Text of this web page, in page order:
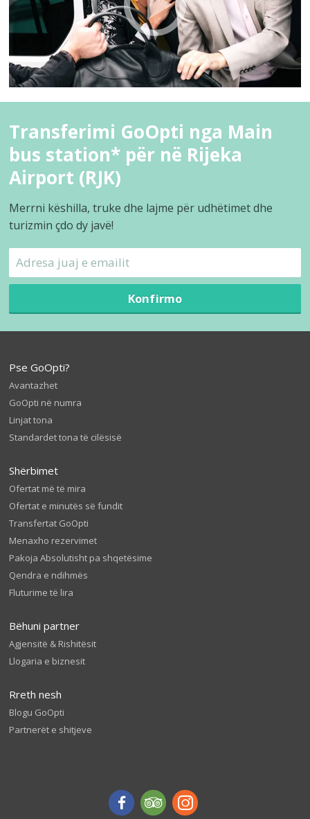
Transferimi GoOpti nga Main
bus station* për në Rijeka
Airport (RJK)
Merrni këshilla, truke dhe lajme për udhëtimet dhe
turizmin çdo dy javë!
Konfirmo
Pse GoOpti?
Avantazhet
GoOpti në numra
Linjat tona
Standardet tona të cilësisë
Shërbimet
Ofertat më të mira
Ofertat e minutës së fundit
Transfertat GoOpti
Menaxho rezervimet
Pakoja Absolutisht pa shqetësime
Qendra e ndihmës
Fluturime të lira
Bëhuni partner
Agjensitë & Rishitësit
Llogaria e biznesit
Rreth nesh
Blogu GoOpti
Partnerët e shitjeve